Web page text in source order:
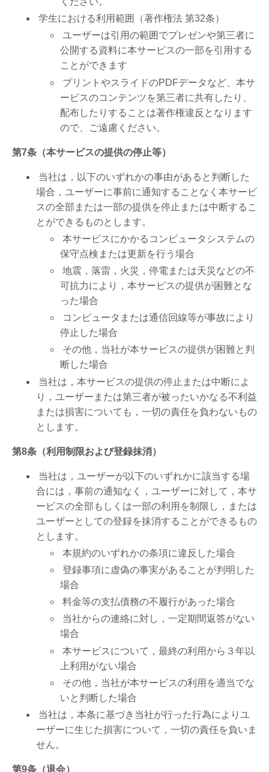
学生における利用範囲（著作権法 第32条）
ユーザーは引用の範囲でプレゼンや第三者に
公開する資料に本サービスの一部を引用する
ことができます
プリントやスライドのPDFデータなど、本サ
ービスのコンテンツを第三者に共有したり、
配布したりすることは著作権違反となります
ので、ご遠慮ください。
第7条（本サービスの提供の停止等）
当社は，以下のいずれかの事由があると判断した
場合，ユーザーに事前に通知することなく本サービ
スの全部または一部の提供を停止または中断するこ
とができるものとします。
本サービスにかかるコンピュータシステムの
保守点検または更新を行う場合
地震，落雷，火災，停電または天災などの不
可抗力により，本サービスの提供が困難とな
った場合
コンピュータまたは通信回線等が事故により
停止した場合
その他，当社が本サービスの提供が困難と判
断した場合
当社は，本サービスの提供の停止または中断によ
り，ユーザーまたは第三者が被ったいかなる不利益
または損害についても，一切の責任を負わないもの
とします。
第8条（利用制限および登録抹消）
当社は，ユーザーが以下のいずれかに該当する場
合には，事前の通知なく，ユーザーに対して，本サ
ービスの全部もしくは一部の利用を制限し，または
ユーザーとしての登録を抹消することができるもの
とします。
本規約のいずれかの条項に違反した場合
登録事項に虚偽の事実があることが判明した
場合
料金等の支払債務の不履行があった場合
当社からの連絡に対し，一定期間返答がない
場合
本サービスについて，最終の利用から３年以
上利用がない場合
その他，当社が本サービスの利用を適当でな
いと判断した場合
当社は，本条に基づき当社が行った行為によりユ
ーザーに生じた損害について，一切の責任を負いま
せん。
第9条（退会）